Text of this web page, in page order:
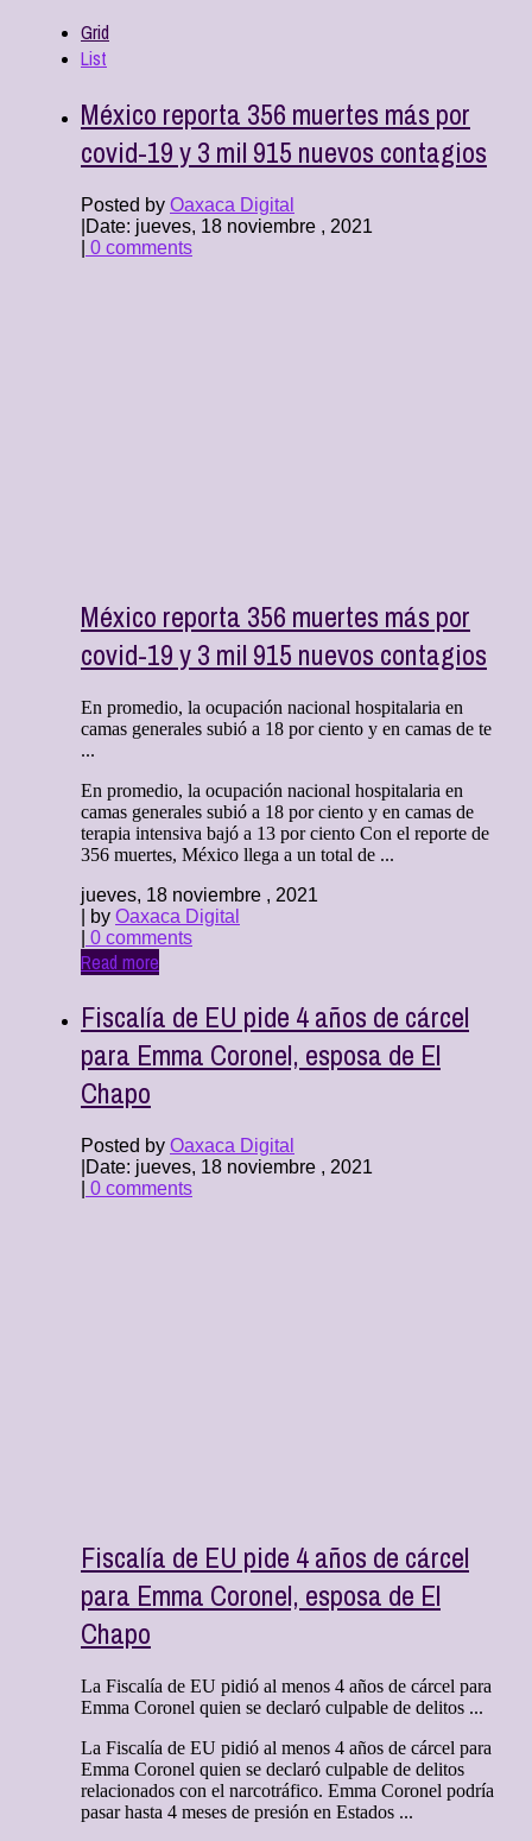
Grid
List
México reporta 356 muertes más por
covid-19 y 3 mil 915 nuevos contagios
Posted by Oaxaca Digital
Date: jueves, 18 noviembre , 2021
0 comments
México reporta 356 muertes más por
covid-19 y 3 mil 915 nuevos contagios
En promedio, la ocupación nacional hospitalaria en
camas generales subió a 18 por ciento y en camas de te
...
En promedio, la ocupación nacional hospitalaria en
camas generales subió a 18 por ciento y en camas de
terapia intensiva bajó a 13 por ciento Con el reporte de
356 muertes, México llega a un total de ...
jueves, 18 noviembre , 2021
| by Oaxaca Digital
0 comments
Read more
Fiscalía de EU pide 4 años de cárcel
para Emma Coronel, esposa de El
Chapo
Posted by Oaxaca Digital
Date: jueves, 18 noviembre , 2021
0 comments
Fiscalía de EU pide 4 años de cárcel
para Emma Coronel, esposa de El
Chapo
La Fiscalía de EU pidió al menos 4 años de cárcel para
Emma Coronel quien se declaró culpable de delitos ...
La Fiscalía de EU pidió al menos 4 años de cárcel para
Emma Coronel quien se declaró culpable de delitos
relacionados con el narcotráfico. Emma Coronel podría
pasar hasta 4 meses de presión en Estados ...